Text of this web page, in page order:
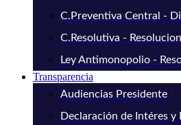
C.Preventiva Central -
C.Resolutiva -
Ley Antimonopolio -
Transparencia
Audiencias Presidente
Declaración de Intéres y